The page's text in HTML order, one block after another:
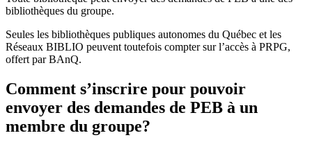
bibliothèques du groupe.
Seules les bibliothèques publiques autonomes du Québec et les
Réseaux BIBLIO peuvent toutefois compter sur l’accès à PRPG,
offert par BAnQ.
Comment s’inscrire pour pouvoir
envoyer des demandes de PEB à un
membre du groupe?